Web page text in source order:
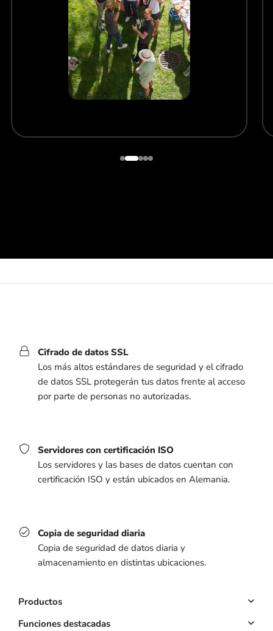
Cifrado de datos SSL
Los más altos estándares de seguridad y el cifrado
de datos SSL protegerán tus datos frente al acceso
por parte de personas no autorizadas.
Servidores con certificación ISO
Los servidores y las bases de datos cuentan con
certificación ISO y están ubicados en Alemania.
Copia de seguridad diaria
Copia de seguridad de datos diaria y
almacenamiento en distintas ubicaciones.
Productos
Sistema de citas
Funciones destacadas